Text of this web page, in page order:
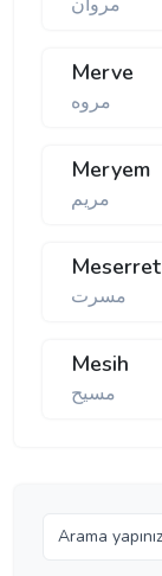
Merve
مروه
Meryem
مریم
Meserret
مسرت
Mesih
مسیح